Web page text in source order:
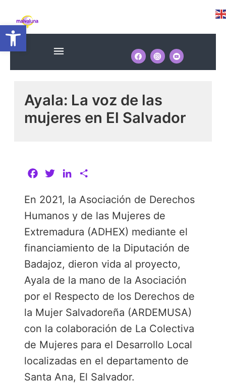
Abrir barra de herramientas
Menú
Ayala: La voz de las
mujeres en El Salvador
c
e
o
k
i
t
e
r
n
k
I
n
m
p
a
t
i
r
En 2021, la Asociación de Derechos
Humanos y de las Mujeres de
Extremadura (ADHEX) mediante el
financiamiento de la Diputación de
Badajoz, dieron vida al proyecto,
Ayala de la mano de la Asociación
por el Respecto de los Derechos de
la Mujer Salvadoreña (ARDEMUSA)
con la colaboración de La Colectiva
de Mujeres para el Desarrollo Local
localizadas en el departamento de
Santa Ana, El Salvador.